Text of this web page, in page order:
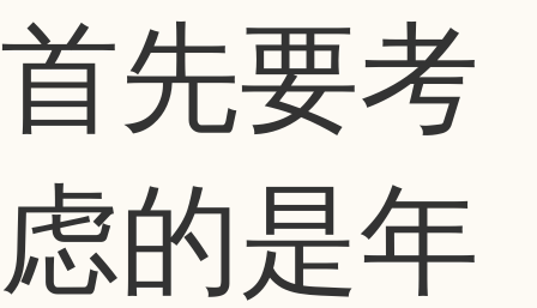
首先要考
虑的是年